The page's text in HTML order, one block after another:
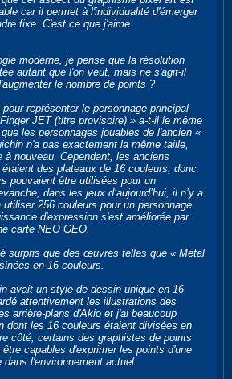
car il permet à l'individualité d'émerger
fixe. C'est ce que j'aime
moderne, je pense que la résolution
autant que l'on veut, mais ne s'agit-il
le nombre de points ?
représenter le personnage principal
JET (titre provisoire) » a-t-il le même
les personnages jouables de l'ancien «
n'a pas exactement la même taille,
à nouveau. Cependant, les anciens
des plateaux de 16 couleurs, donc
pouvaient être utilisées pour un
dans les jeux d’aujourd’hui, il n’y a
256 couleurs pour un personnage.
d'expression s'est améliorée par
carte NEO GEO.
que des œuvres telles que « Metal
en 16 couleurs.
avait un style de dessin unique en 16
attentivement les illustrations des
arrière-plans d'Akio et j'ai beaucoup
dont les 16 couleurs étaient divisées en
côté, certains des graphistes de points
capables d'exprimer les points d'une
dans l'environnement actuel.